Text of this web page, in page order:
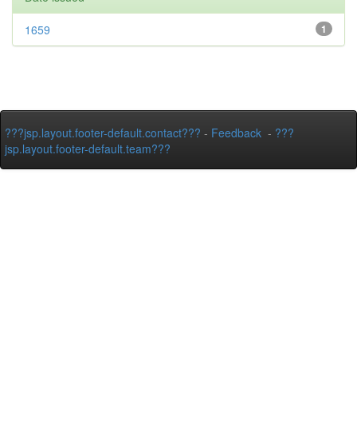
1
1659
???jsp.layout.footer-default.contact??? - Feedback - ???
jsp.layout.footer-default.team???